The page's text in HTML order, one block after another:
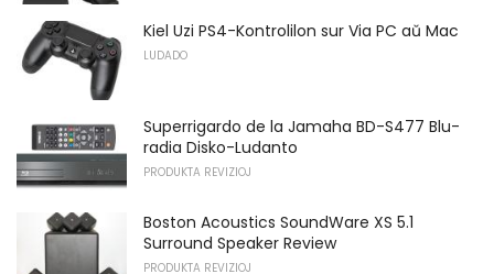
Kiel Uzi PS4-Kontrolilon sur Via PC aŭ Mac
LUDADO
Superrigardo de la Jamaha BD-S477 Blu-
radia Disko-Ludanto
PRODUKTA REVIZIOJ
Boston Acoustics SoundWare XS 5.1
Surround Speaker Review
PRODUKTA REVIZIOJ